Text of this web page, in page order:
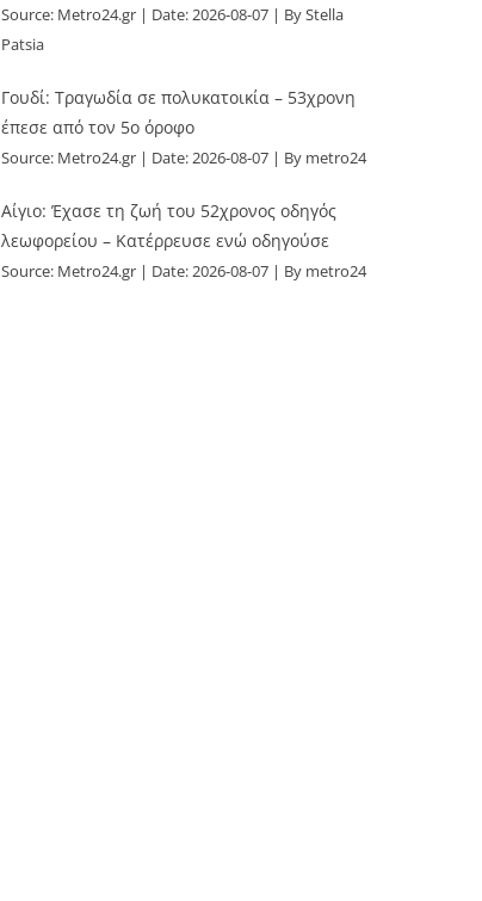
Source: Metro24.gr Date: 2026-08-07
By Stella
Patsia
Γουδί: Τραγωδία σε πολυκατοικία – 53χρονη
έπεσε από τον 5ο όροφο
Source: Metro24.gr Date: 2026-08-07 By metro24
Αίγιο: Έχασε τη ζωή του 52χρονος οδηγός
λεωφορείου – Κατέρρευσε ενώ οδηγούσε
Source: Metro24.gr Date: 2026-08-07 By metro24